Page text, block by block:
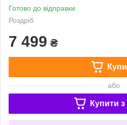
Готово до відправки
Роздріб
7 499 ₴
або
Купити з